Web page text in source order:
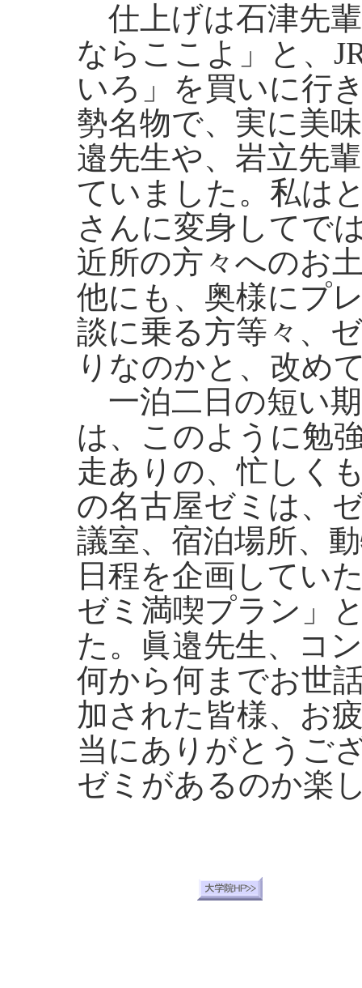
仕上げは石津先
ならここよ」と、
いろ」を買いに行
勢名物で、実に美
邉先生や、岩立先
ていました。私は
さんに変身してで
近所の方々へのお
他にも、奥様にプ
談に乗る方等々、
りなのかと、改め
一泊二日の短い
は、このように勉
走ありの、忙しく
の名古屋ゼミは、
議室、宿泊場所、
日程を企画してい
ゼミ満喫プラン」
た。眞邉先生、コ
何から何までお世
加された皆様、お
当にありがとうご
ゼミがあるのか楽